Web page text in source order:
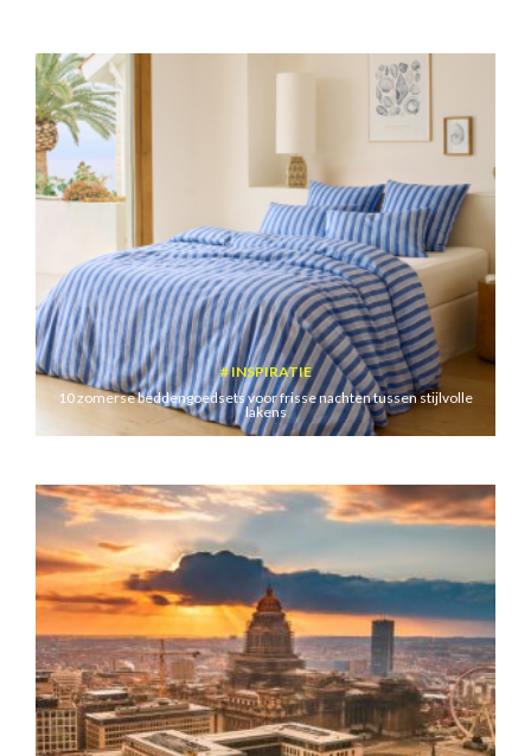
INSPIRATIE
10 zomerse beddengoedsets voor frisse nachten tussen stijlvolle
lakens